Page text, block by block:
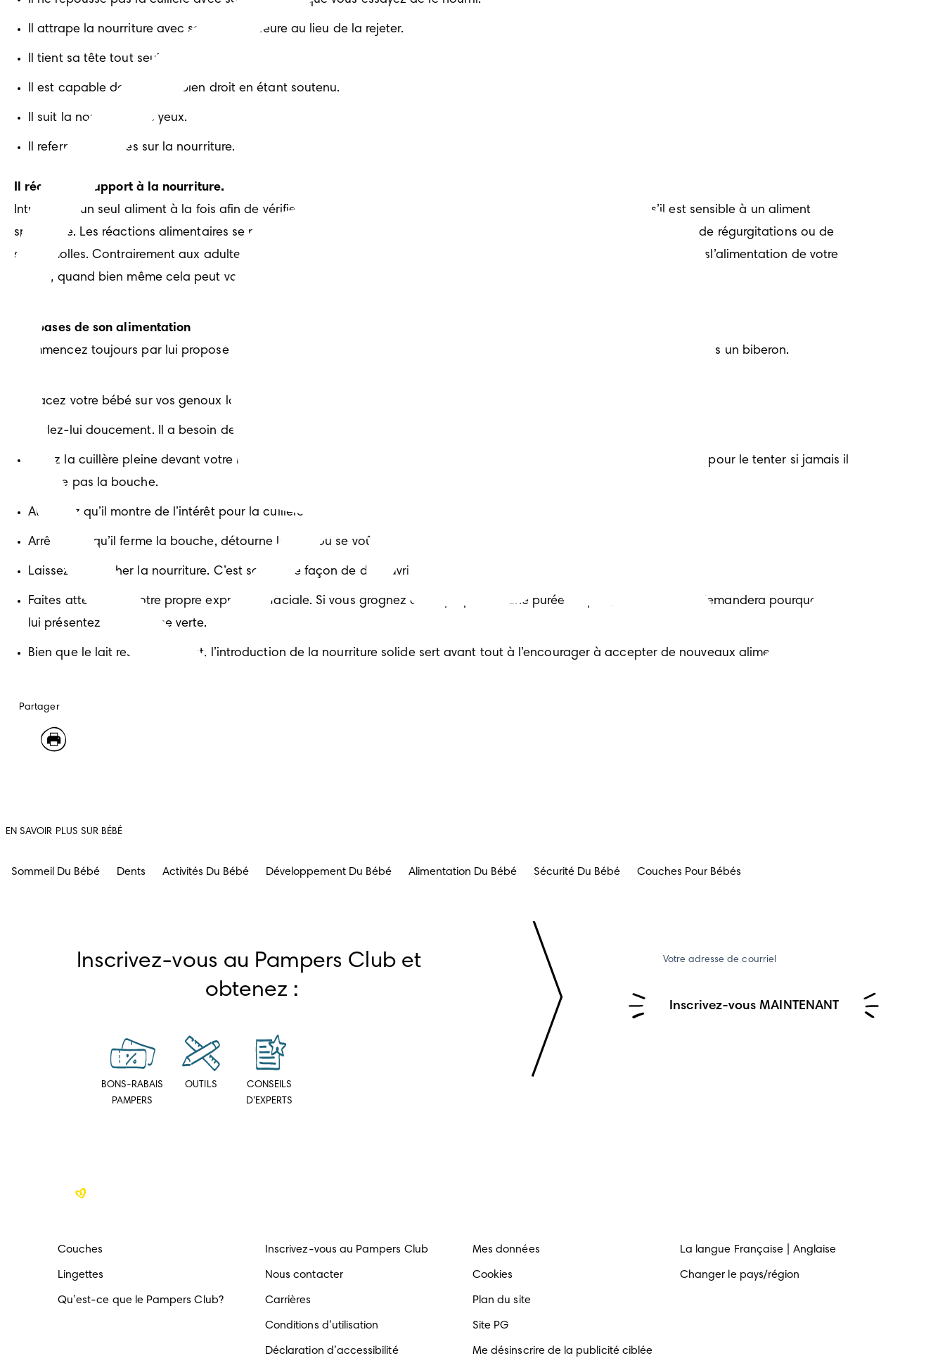
Il attrape la nourriture avec sa lèvre inférieure au lieu de la rejeter.
Il tient sa tête tout seul.
Il est capable de s’asseoir bien droit en étant soutenu.
Il suit la nourriture des yeux.
Il referme ses lèvres sur la nourriture.
Il réagit par rapport à la nourriture.
Introduisez un seul aliment à la fois afin de vérifier si votre bébé présente une réaction allergique éventuelle ou s’il est sensible à un aliment
spécifique. Les réactions alimentaires se manifestent généralement sous la forme de rougeurs sur le visage ou le siège, de régurgitations ou de
selles molles. Contrairement aux adultes, les bébés n’ont pas besoin de sucre ou de sel, ne les introduisez donc pas dansl’alimentation de votre
enfant, quand bien même cela peut vous paraître fade.
Les bases de son alimentation
Commencez toujours par lui proposer des aliments solides à l’aide d’une cuillère. Ne mettez jamais d’aliments solides dans un biberon.
Placez votre bébé sur vos genoux lorsque vous commencez. Assurez-vous que son cou et sa tête soient bien droits.
Parlez-lui doucement. Il a besoin de se concentrer lors de ses débuts.
Tenez la cuillère pleine devant votre bébé et attendez qu’il ouvre la bouche. Mettez un peu de nourriture sur ses lèvres pour le tenter si jamais il
n’ouvre pas la bouche.
Attendez qu’il montre de l’intérêt pour la cuillère avant de la lui mettre dans la bouche.
Arrêtez lorsqu’il ferme la bouche, détourne la tête ou se voûte.
Laissez-le toucher la nourriture. C’est sa propre façon de découvrir de quoi il s’agit.
Faites attention à votre propre expression faciale. Si vous grognez en lui proposant une purée de pois, votre bébé se demandera pourquoi vous
lui présentez cette chose verte.
Bien que le lait reste important, l’introduction de la nourriture solide sert avant tout à l’encourager à accepter de nouveaux aliments.
Partager
EN SAVOIR PLUS SUR BÉBÉ
Sommeil Du Bébé Dents Activités Du Bébé Développement Du Bébé Alimentation Du Bébé Sécurité Du Bébé Couches Pour Bébés
Inscrivez-vous au Pampers Club et
obtenez :
BONS-RABAIS
PAMPERS
OUTILS
CONSEILS
D’EXPERTS
Votre adresse de courriel
Inscrivez-vous MAINTENANT
Couches
Lingettes
Qu’est-ce que le Pampers Club?
Inscrivez-vous au Pampers Club
Nous contacter
Carrières
Conditions d’utilisation
Déclaration d’accessibilité
Mes données
Cookies
Plan du site
Site PG
Me désinscrire de la publicité ciblée
La langue Française Anglaise
Changer le pays/région